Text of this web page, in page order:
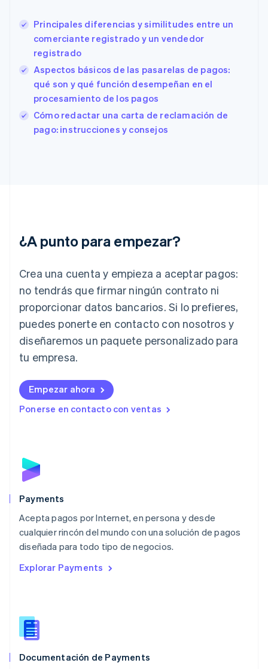
Principales diferencias y similitudes entre un
comerciante registrado y un vendedor
registrado
Aspectos básicos de las pasarelas de pagos:
qué son y qué función desempeñan en el
procesamiento de los pagos
Cómo redactar una carta de reclamación de
pago: instrucciones y consejos
¿A punto para empezar?
Crea una cuenta y empieza a aceptar pagos:
no tendrás que firmar ningún contrato ni
proporcionar datos bancarios. Si lo prefieres,
puedes ponerte en contacto con nosotros y
diseñaremos un paquete personalizado para
tu empresa.
Empezar ahora
Ponerse en contacto con ventas
Payments
Acepta pagos por Internet, en persona y desde
cualquier rincón del mundo con una solución de pagos
diseñada para todo tipo de negocios.
Explorar Payments
Documentación de Payments
Eslovenia
EnglishItaliano
España
Español
Estados Unidos
EnglishEspañol简体中文
Estonia
Finlandia
EnglishSvenska
India
English
Italia
ItalianoEnglish
Japón
日本語 English
Letonia
Liechtenstein
Lituania
English
Luxemburgo
Malta
English
EspañolEnglish
English
Nueva Zelanda
English
NederlandsEnglish
Português
RAE de Hong Kong, China
Reino Unido